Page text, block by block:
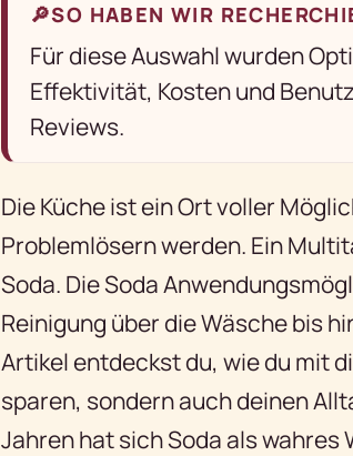
🔎SO HABEN WIR
Für diese Auswahl wurden
Effektivität, Kosten und
Reviews.
Die Küche ist ein Ort voller
Problemlösern werden. Ein
Soda. Die Soda
Reinigung über die Wäsche bis
Artikel entdeckst du, wie du mit
sparen, sondern auch deinen
Jahren hat sich Soda als